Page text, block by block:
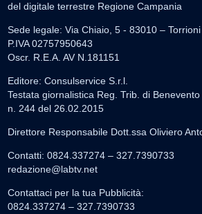
del digitale terrestre Regione Campania
Sede legale: Via Chiaio, 5 - 83010 – Torrioni
P.IVA 02757950643
Oscr. R.E.A. AV N.181151
Editore: Consulservice S.r.l.
Testata giornalistica Reg. Trib. di Benevento
n. 244 del 26.02.2015
Direttore Responsabile Dott.ssa Oliviero
Contatti: 0824.337274 – 327.7390733
redazione@labtv.net
Contattaci per la tua Pubblicità:
0824.337274 – 327.7390733